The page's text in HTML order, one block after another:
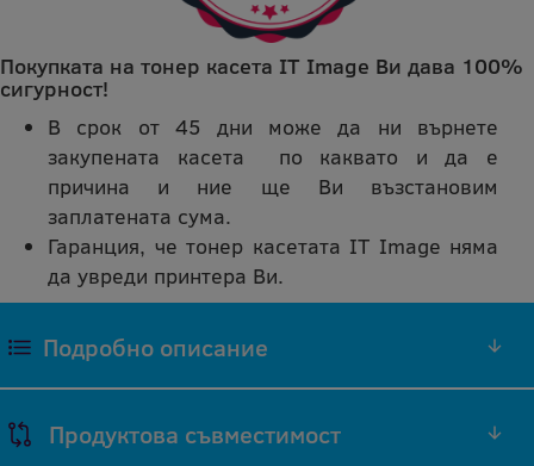
Покупката на тонер касета IT Image Ви дава 100%
сигурност!
В срок от 45 дни може да ни върнете
закупената касета по каквато и да е
причина и ние ще Ви възстановим
заплатената сума.
Гаранция, че тонер касетата IT Image няма
да увреди принтера Ви.
Подробно описание
РЕПРОИЗВЕДЕНА IT IMAGE ТОНЕР КАСЕТА
Продуктова съвместимост